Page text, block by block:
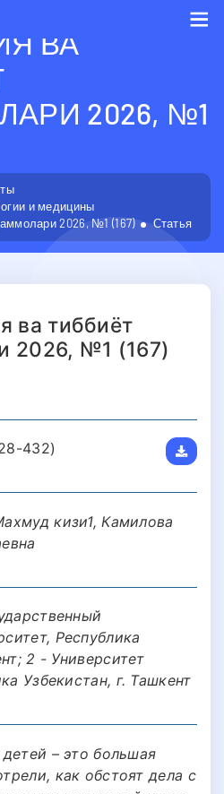
ВА
2026, №1
и медицины
2026, №1 (167)
Статья
ва тиббиёт
2026, №1 (167)
432)
кизи1, Камилова
Республика
2 - Университет
Узбекистан, г. Ташкент
– это большая
как обстоят дела с